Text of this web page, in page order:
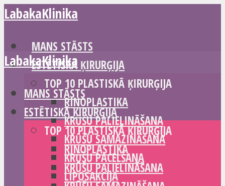
LabakaKlinika
MANS STĀSTS
ESTĒTISKĀ ĶIRURĢIJA
TOP 10 PLASTISKĀ ĶIRURĢIJA
RINOPLASTIKA
KRŪŠU PALIELINĀŠANA
KRŪŠU SAMAZINĀŠANA
KRŪŠU PACELŠANA
LIPOSAKCIJA
LabakaKlinika
MANS STĀSTS
ESTĒTISKĀ ĶIRURĢIJA
TOP 10 PLASTISKĀ ĶIRURĢIJA
RINOPLASTIKA
KRŪŠU PALIELINĀŠANA